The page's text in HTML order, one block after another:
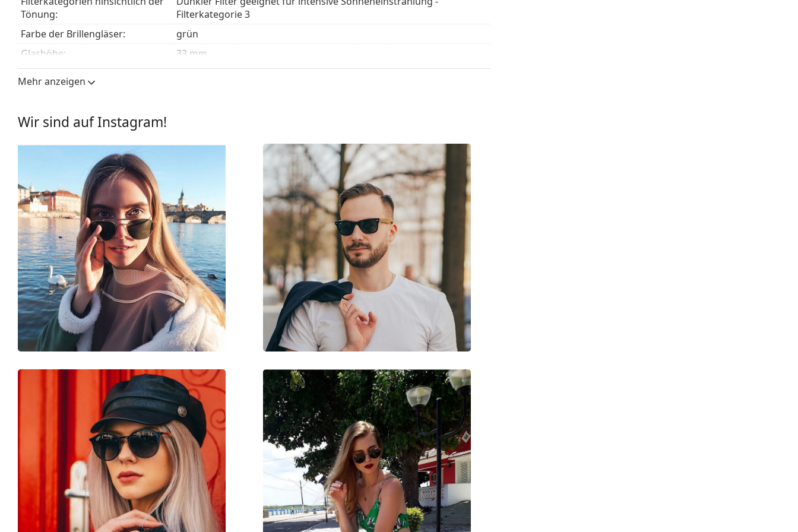
Entdecken Sie das gesamte Sortiment derSonnenbrillen, um weitere Modelle beliebter Marken zu
finden.
Tönung:
Filterkategorie 3
Farbe der Brillengläser:
grün
Glashöhe:
33 mm
Glasbreite:
63 mm
Brillenfassungen
Farbe der Fassung:
Material der Fassung:
Metall
Größe:
M
Brillenbreite:
139 mm
Bügellänge:
125 mm
Stegbreite:
15 mm
Gewicht:
100 g
Verstellbare Nasenpads:
Ja
Accessories
Etui:
Ja
Herren
Sonnenbrillen
Ray-Ban
Verwendung:
Mode
RB3183 006/71 63
Mit Stärke verfügbar :
Nein
Mehr anzeigen
Wir sind auf Instagram!